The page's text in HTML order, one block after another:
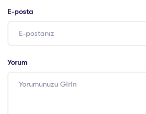
E-posta
Yorum